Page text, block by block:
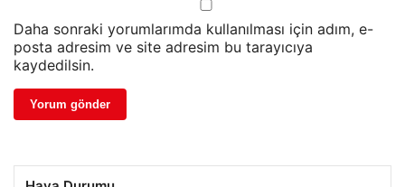
Daha sonraki yorumlarımda kullanılması için adım, e-
posta adresim ve site adresim bu tarayıcıya
kaydedilsin.